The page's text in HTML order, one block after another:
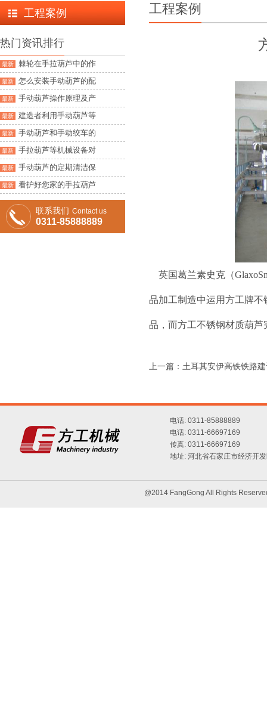
工程案例
热门资讯排行
最新 棘轮在手拉葫芦中的作
最新 怎么安装手动葫芦的配
最新 手动葫芦操作原理及产
最新 建造者利用手动葫芦等
最新 手动葫芦和手动绞车的
最新 手拉葫芦等机械设备对
最新 手动葫芦的定期清洁保
最新 看护好您家的手拉葫芦
联系我们 Contact us
0311-85888889
工程案例
英国葛兰素史克（
品加工制造中运用方工牌
品，而方工不锈钢材质葫
上一篇： 土耳其安伊高铁铁路
电话: 0311-85888889
电话: 0311-66697169
传真: 0311-66697169
地址: 河北省石家庄市经济开
@2014 FangGong All Rights